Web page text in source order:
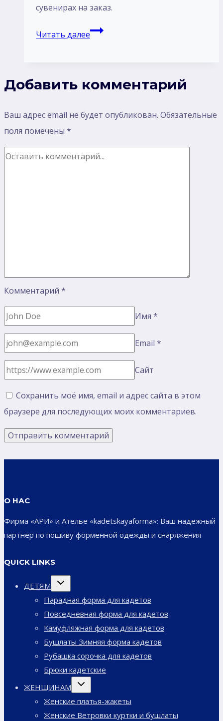
сувенирах на заказ.
Читать далееМужская
с
и
Добавить комментарий
Ваш адрес email не будет опубликован. Обязательные
поля помечены *
Комментарий *
Имя *
Email *
Сайт
Сохранить моё имя, email и адрес сайта в этом
браузере для последующих моих комментариев.
О НАС
Фирма «АРИ» и Ателье «kadetskayaforma»: Ваш надежный
партнер по пошиву форменной одежды и снаряжения
QUICK LINKS
ДЕТЯМ
Переключить
Парадная форма для кадетов
Повседневная форма для кадетов
Камуфляжная форма для кадетов
Бушлаты Зимняя форма кадетов
Рубашка сорочка для кадетов
Брюки кадетские
ЖЕНЩИНАМ
Переключить
Женские платья-жакеты
Женские Ветровки куртки и бушлаты